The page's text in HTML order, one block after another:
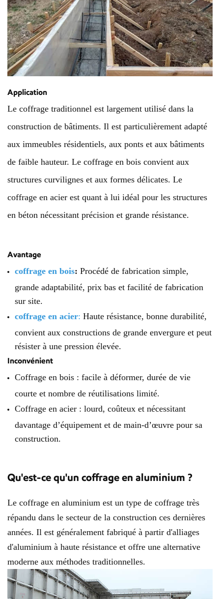
Application
Le coffrage traditionnel est largement utilisé dans la
construction de bâtiments. Il est particulièrement adapté
aux immeubles résidentiels, aux ponts et aux bâtiments
de faible hauteur. Le coffrage en bois convient aux
structures curvilignes et aux formes délicates. Le
coffrage en acier est quant à lui idéal pour les structures
en béton nécessitant précision et grande résistance.
Avantage
coffrage en bois: Procédé de fabrication simple,
grande adaptabilité, prix bas et facilité de fabrication
sur site.
coffrage en acier: Haute résistance, bonne durabilité,
convient aux constructions de grande envergure et peut
résister à une pression élevée.
Inconvénient
Coffrage en bois : facile à déformer, durée de vie
courte et nombre de réutilisations limité.
Coffrage en acier : lourd, coûteux et nécessitant
davantage d’équipement et de main-d’œuvre pour sa
construction.
Qu'est-ce qu'un coffrage en aluminium ?
Le coffrage en aluminium est un type de coffrage très
répandu dans le secteur de la construction ces dernières
années. Il est généralement fabriqué à partir d'alliages
d'aluminium à haute résistance et offre une alternative
moderne aux méthodes traditionnelles.